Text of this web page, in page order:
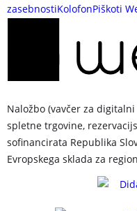
zasebnostiKolofonPiškoti
Naložbo (vavčer za
spletne trgovine,
sofinancirata Republika
Evropskega sklada za